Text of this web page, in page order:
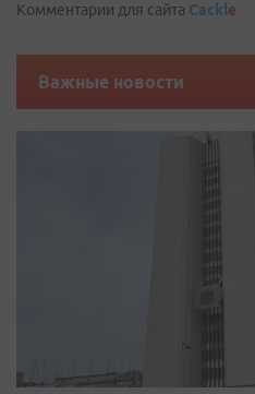
Комментарии для сайта Cackle
Важные новости